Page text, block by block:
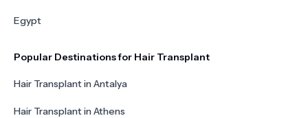
Egypt
Popular Destinations for Hair Transplant
Hair Transplant in Antalya
Hair Transplant in Athens